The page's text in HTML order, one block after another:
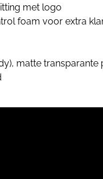
met logo
foam voor extra
matte